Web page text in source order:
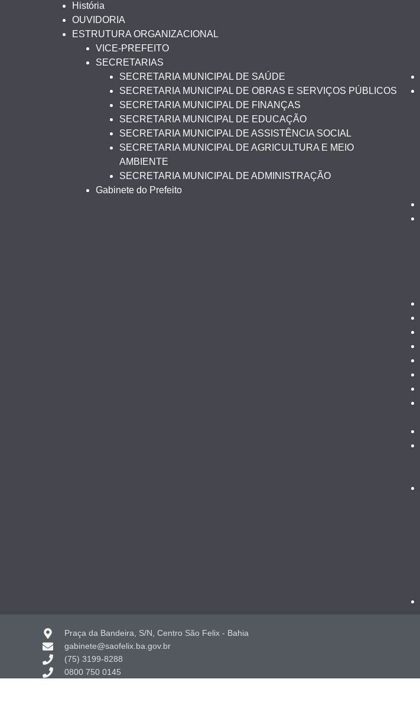
História
OUVIDORIA
ESTRUTURA ORGANIZACIONAL
VICE-PREFEITO
SECRETARIAS
SECRETARIA MUNICIPAL DE SAÚDE
SECRETARIA MUNICIPAL DE OBRAS E SERVIÇOS PÚBLICOS
SECRETARIA MUNICIPAL DE FINANÇAS
SECRETARIA MUNICIPAL DE EDUCAÇÃO
SECRETARIA MUNICIPAL DE ASSISTÊNCIA SOCIAL
SECRETARIA MUNICIPAL DE AGRICULTURA E MEIO
AMBIENTE
SECRETARIA MUNICIPAL DE ADMINISTRAÇÃO
Gabinete do Prefeito
Praça da Bandeira, S/N, Centro São Felix - Bahia
gabinete@saofelix.ba.gov.br
(75) 3199-8288
0800 750 0145